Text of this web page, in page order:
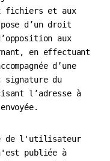
fichiers et aux
d’un droit
aux
en effectuant
d’une
du
l’adresse à
de l'utilisateur
n'est publiée à